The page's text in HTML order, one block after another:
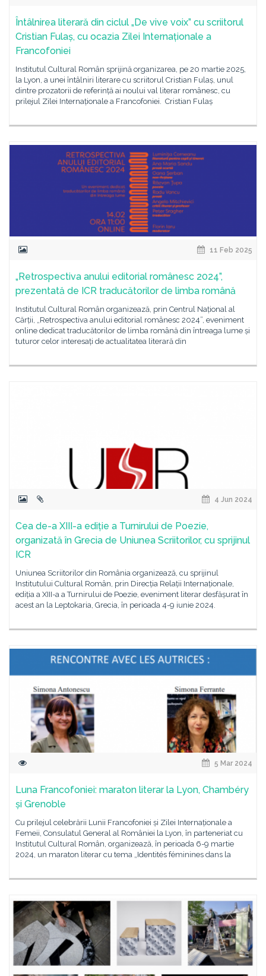
Întâlnirea literară din ciclul „De vive voix” cu scriitorul
Cristian Fulaș, cu ocazia Zilei Internaționale a
Francofoniei
Institutul Cultural Român sprijină organizarea, pe 20 martie 2025,
la Lyon, a unei întâlniri literare cu scriitorul Cristian Fulaș, unul
dintre prozatorii de referință ai noului val literar românesc, cu
prilejul Zilei Internaționale a Francofoniei. Cristian Fulaș
11 Feb 2025
„Retrospectiva anului editorial românesc 2024”,
prezentată de ICR traducătorilor de limba română
Institutul Cultural Român organizează, prin Centrul Național al
Cărții, „Retrospectiva anului editorial românesc 2024”, eveniment
online dedicat traducătorilor de limba română din întreaga lume și
tuturor celor interesați de actualitatea literară din
4 Jun 2024
Cea de-a XIII-a ediție a Turnirului de Poezie,
organizată în Grecia de Uniunea Scriitorilor, cu sprijinul
ICR
Uniunea Scriitorilor din România organizează, cu sprijinul
Institutului Cultural Român, prin Direcția Relații Internaționale,
ediția a XIII-a a Turnirului de Poezie, eveniment literar desfășurat în
acest an la Leptokaria, Grecia, în perioada 4-9 iunie 2024.
5 Mar 2024
Luna Francofoniei: maraton literar la Lyon, Chambéry
și Grenoble
Cu prilejul celebrării Lunii Francofoniei și Zilei Internaționale a
Femeii, Consulatul General al României la Lyon, în parteneriat cu
Institutul Cultural Român, organizează, în perioada 6-9 martie
2024, un maraton literar cu tema „Identités féminines dans la